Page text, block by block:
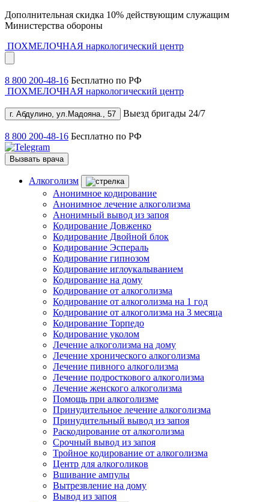
Дополнительная скидка 10% действующим служащим
Министерства обороны
ПОХМЕЛОЧНАЯ наркологический центр
8 800 200-48-16 Бесплатно по РФ
ПОХМЕЛОЧНАЯ наркологический центр
г. Абдулино, ул.Мадояна., 57 Выезд бригады 24/7
8 800 200-48-16 Бесплатно по РФ
Вызвать врача
Алкоголизм
Анонимное кодирование
Анонимное лечение алкоголизма
Анонимный вывод из запоя
Кодирование Довженко
Кодирование Двойной блок
Кодирование Эспераль
Кодирование гипнозом
Кодирование иглоукалыванием
Кодирование на дому
Кодирование от алкоголизма
Кодирование от алкоголизма на 1 год
Кодирование от алкоголизма на 3 месяца
Кодирование Торпедо
Кодирование уколом
Лечение алкоголизма на дому
Лечение хронического алкоголизма
Лечение пивного алкоголизма
Лечение подросткового алкоголизма
Лечение женского алкоголизма
Помощь при алкоголизме
Принудительное лечение алкоголизма
Принудительный вывод из запоя
Раскодирование от алкоголизма
Срочный вывод из запоя
Тройное кодирование от алкоголизма
Центр для алкоголиков
Вшивание ампулы
Вытрезвление на дому
Вывод из запоя